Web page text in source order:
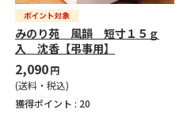
みのり苑 風韻 短寸１５ｇ
入 沈香【弔事用】
2,090円
(送料・税込)
獲得ポイント : 20